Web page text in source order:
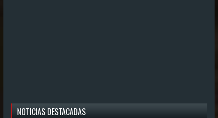
NOTICIAS DESTACADAS